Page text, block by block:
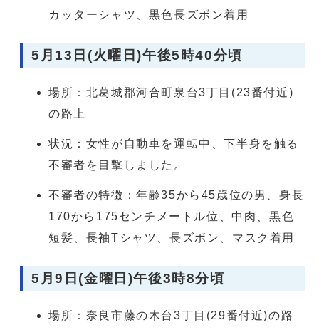
カッターシャツ、黒色長ズボン着用
5月13日(火曜日)午後5時40分頃
場所：北葛城郡河合町泉台3丁目(23番付近)
の路上
状況：女性が自動車を運転中、下半身を触る
不審者を目撃しました。
不審者の特徴：年齢35から45歳位の男、身長
170から175センチメートル位、中肉、黒色
短髪、長袖Tシャツ、長ズボン、マスク着用
5月9日(金曜日)午後3時8分頃
場所：奈良市藤の木台3丁目(29番付近)の路